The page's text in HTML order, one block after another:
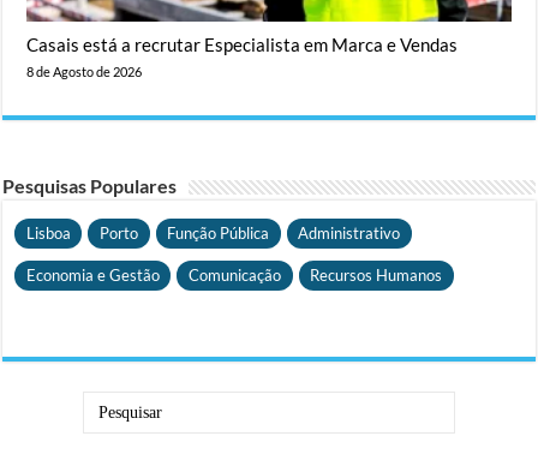
Casais está a recrutar Especialista em Marca e Vendas
8 de Agosto de 2026
Pesquisas Populares
Lisboa Porto Função Pública Administrativo
Economia e Gestão Comunicação Recursos Humanos